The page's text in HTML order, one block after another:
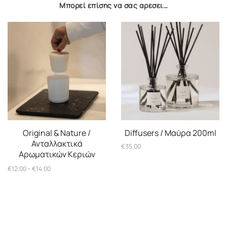
Μπορεί επίσης να σας αρέσει…
Original & Nature /
Ανταλλακτικά
Αρωματικών Κεριών
€12.00–€14.00Price
Diffusers / Μαύρα 200ml
€35.00